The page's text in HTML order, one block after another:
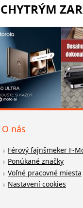
CHYTRÝM
O nás
Férový fajnšmeker F-
Ponúkané značky
Voľné pracovné miesta
Nastavení cookies